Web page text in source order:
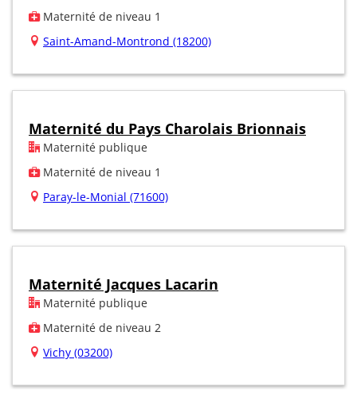
Maternité de niveau 1
Saint-Amand-Montrond (18200)
Maternité du Pays Charolais Brionnais
Maternité publique
Maternité de niveau 1
Paray-le-Monial (71600)
Maternité Jacques Lacarin
Maternité publique
Maternité de niveau 2
Vichy (03200)